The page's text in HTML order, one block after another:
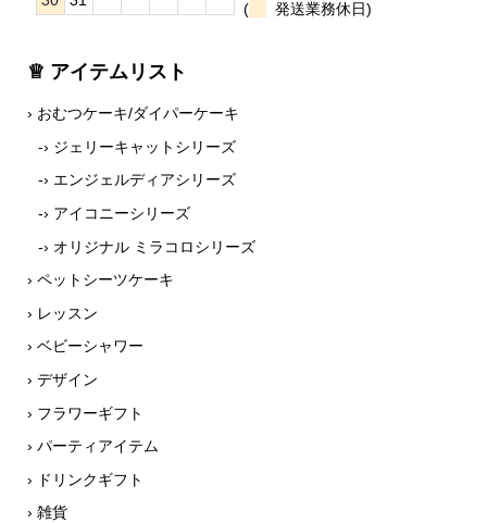
( 発送業務休日)
♕ アイテムリスト
› おむつケーキ/ダイパーケーキ
-› ジェリーキャットシリーズ
-› エンジェルディアシリーズ
-› アイコニーシリーズ
-› オリジナル ミラコロシリーズ
› ペットシーツケーキ
› レッスン
› ベビーシャワー
› デザイン
› フラワーギフト
› パーティアイテム
› ドリンクギフト
› 雑貨